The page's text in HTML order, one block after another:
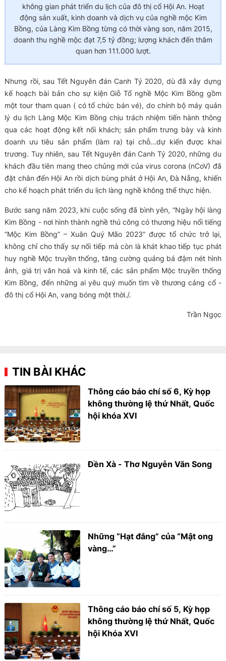
không gian phát triển du lịch của đô thị cổ Hội An. Hoạt
động sản xuất, kinh doanh và dịch vụ của nghề mộc Kim
Bồng, của Làng Kim Bồng từng có thời vàng son, năm 2015,
doanh thu nghề mộc đạt 7,5 tỷ đồng; lượng khách đến thăm
quan hơn 111.000 lượt.
Nhưng rồi, sau Tết Nguyên đán Canh Tý 2020, dù đã xây dựng
kế hoạch bài bản cho sự kiện Giỗ Tổ nghề Mộc Kim Bồng gồm
một tour tham quan ( có tổ chức bán vé), do chính bộ máy quản
lý du lịch Làng Mộc Kim Bồng chịu trách nhiệm tiến hành thông
qua các hoạt động kết nối khách; sản phẩm trưng bày và kinh
doanh ưu tiêu sản phẩm (làm ra) tại chỗ...dự kiến được khai
trương. Tuy nhiên, sau Tết Nguyên đán Canh Tý 2020, những du
khách đầu tiên mang theo chủng mới của virus corona (nCoV) đã
đặt chân đến Hội An rồi dịch bùng phát ở Hội An, Đà Nẵng, khiến
cho kế hoạch phát triển du lịch làng nghề không thể thực hiện.
Bước sang năm 2023, khi cuộc sống đã bình yên, “Ngày hội làng
Kim Bồng - nơi hình thành nghề thủ công có thương hiệu nổi tiếng
“Mộc Kim Bồng” – Xuân Quý Mão 2023” được tổ chức trở lại,
không chỉ cho thấy sựnối tiếp mà còn là khát khao tiếp tục phát
huy nghề Mộc truyền thống, tăng cường quảng bá đậm nét hình
ảnh, giá trị văn hoá và kinh tế, các sản phẩm Mộc truyền thống
Kim Bồng, đến những ai yêu quý muốn tìm về thương cảng cổ -
đô thị cổ Hội An, vang bóng một thời./.
Trần Ngọc
TIN BÀI KHÁC
Thông cáo báo chí số 6, Kỳ họp
không thường lệ thứ Nhất, Quốc
hội khóa XVI
Đền Xà - Thơ Nguyễn Văn Song
Những “Hạt đắng” của “Mật ong
vàng…”
Thông cáo báo chí số 5, Kỳ họp
không thường lệ thứ Nhất, Quốc
hội Khóa XVI